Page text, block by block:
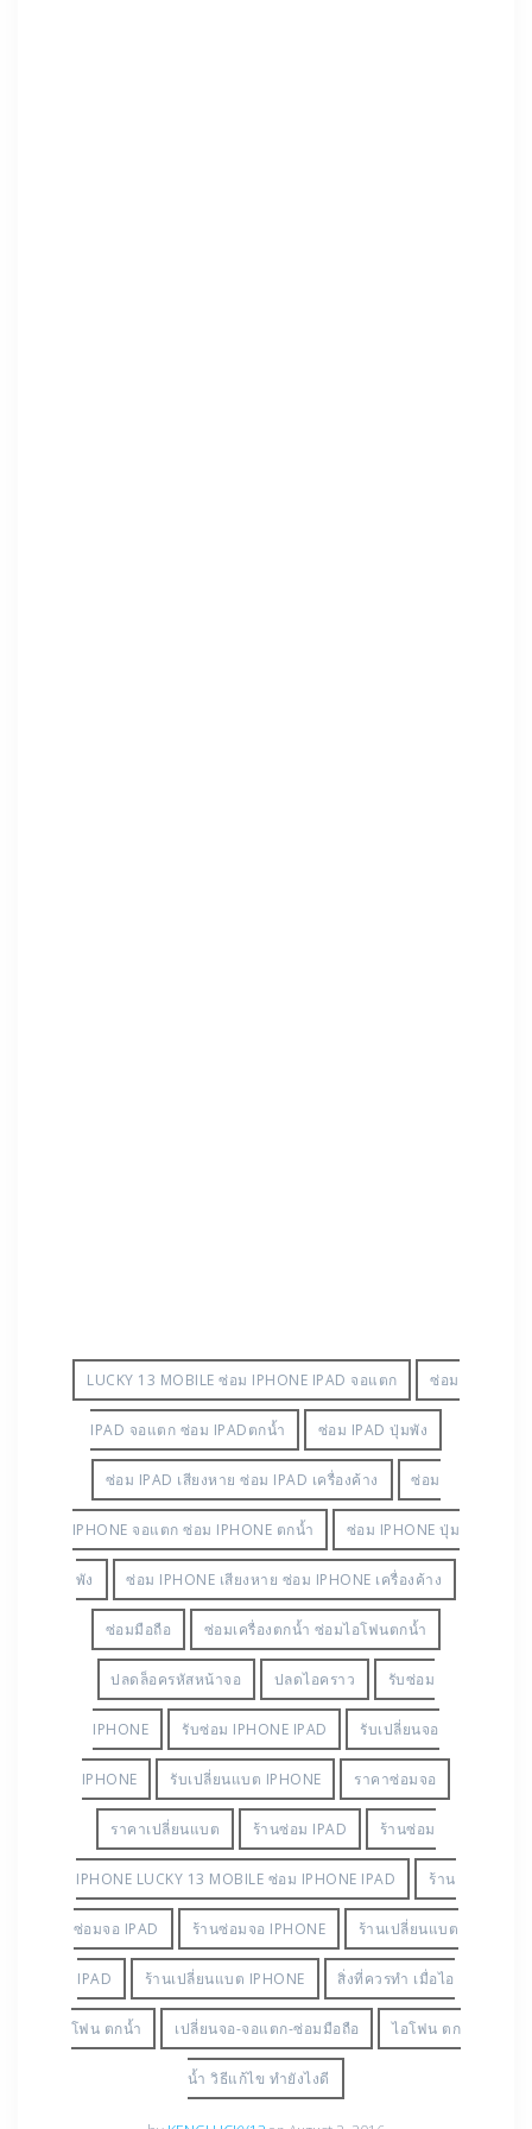
LUCKY 13 MOBILE ซ่อม IPHONE IPAD จอแตก ซ่อม
IPAD จอแตก ซ่อม IPADตกน้ำ ซ่อม IPAD ปุ่มพัง
ซ่อม IPAD เสียงหาย ซ่อม IPAD เครื่องค้าง ซ่อม
IPHONE จอแตก ซ่อม IPHONE ตกน้ำ ซ่อม IPHONE ปุ่ม
พัง ซ่อม IPHONE เสียงหาย ซ่อม IPHONE เครื่องค้าง
ซ่อมมือถือ ซ่อมเครื่องตกน้ำ ซ่อมไอโฟนตกน้ำ
ปลดล็อครหัสหน้าจอ ปลดไอคราว รับซ่อม
IPHONE รับซ่อม IPHONE IPAD รับเปลี่ยนจอ
IPHONE รับเปลี่ยนแบต IPHONE ราคาซ่อมจอ
ราคาเปลี่ยนแบต ร้านซ่อม IPAD ร้านซ่อม
IPHONE LUCKY 13 MOBILE ซ่อม IPHONE IPAD ร้าน
ซ่อมจอ IPAD ร้านซ่อมจอ IPHONE ร้านเปลี่ยนแบต
IPAD ร้านเปลี่ยนแบต IPHONE สิ่งที่ควรทำ เมื่อไอ
โฟน ตกน้ำ เปลี่ยนจอ-จอแตก-ซ่อมมือถือ ไอโฟน ตก
น้ำ วิธีแก้ไข ทำยังไงดี